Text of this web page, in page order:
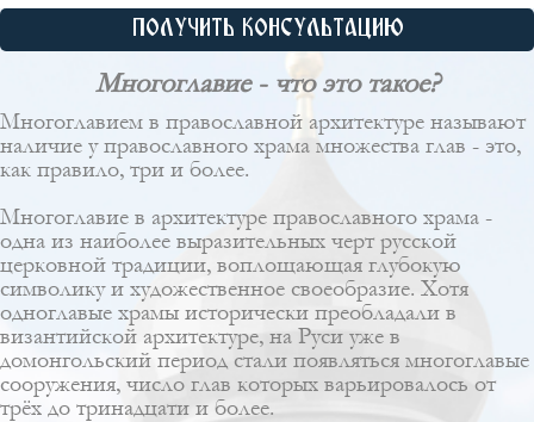
ПОЛУЧИТЬ КОНСУЛЬТАЦИЮ
Многоглавие - что это такое?
Многоглавием в православной архитектуре называют
наличие у православного храма множества глав - это,
как правило, три и более.
Многоглавие в архитектуре православного храма -
одна из наиболее выразительных черт русской
церковной традиции, воплощающая глубокую
символику и художественное своеобразие. Хотя
одноглавые храмы исторически преобладали в
византийской архитектуре, на Руси уже в
домонгольский период стали появляться многоглавые
сооружения, число глав которых варьировалось от
трёх до тринадцати и более.